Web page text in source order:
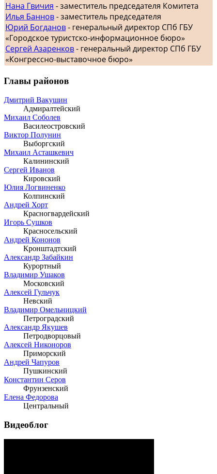
Нана Гвичия - заместитель председателя Комитета
Илья Баннов- заместитель председателя
Юрий Богданов- генеральный директор СПб ГБУ
«Городское туристско-информационное бюро»
Сергей Азаренков- генеральный директор СПб ГБУ
«Конгрессно-выставочное бюро»
Главы районов
Дмитрий Вакушин
Адмиралтейский
Михаил Соболев
Василеостровский
Виктор Полунин
Выборгский
Михаил Асташкевич
Калининский
Сергей Иванов
Кировский
Юлия Логвиненко
Колпинский
Андрей Хорт
Красногвардейский
Игорь Сушков
Красносельский
Андрей Кононов
Кронштадтский
Александр Забайкин
Курортный
Владимир Ушаков
Московский
Алексей Гульчук
Невский
Владимир Омельницкий
Петроградский
Александр Якушев
Петродворцовый
Алексей Никоноров
Приморский
Андрей Чапуров
Пушкинский
Константин Серов
Фрунзенский
Елена Федорова
Центральный
Видеоблог